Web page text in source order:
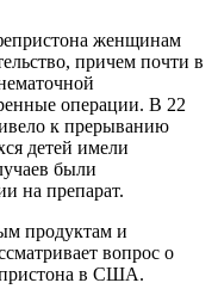
женщинам
причем почти в
операции. В 22
к прерыванию
детей имели
были
на препарат.
продуктам и
вопрос о
в США.